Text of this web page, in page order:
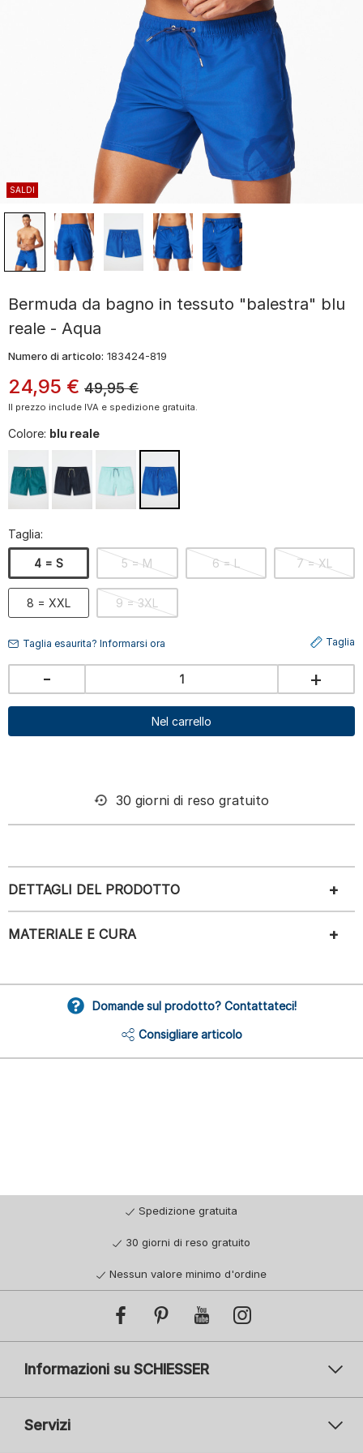
SALDI
Bermuda da bagno in tessuto "balestra" blu
reale - Aqua
Numero di articolo: 183424-819
24,95 € 49,95 €
Il prezzo include IVA e spedizione gratuita.
Colore: blu reale
Taglia:
4 = S 5 = M 6 = L 7 = XL
8 = XXL 9 = 3XL
Taglia esaurita? Informarsi ora Taglia
- +
Nel carrello
30 giorni di reso gratuito
DETTAGLI DEL PRODOTTO
MATERIALE E CURA
Domande sul prodotto? Contattateci!
Consigliare articolo
Spedizione gratuita
30 giorni di reso gratuito
Nessun valore minimo d'ordine
Informazioni su SCHIESSER
Servizi